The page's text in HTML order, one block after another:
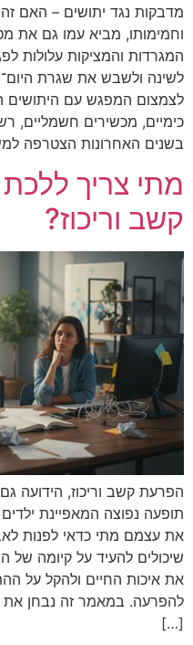
מדבקות נגד יתושים – האם זה
וחמימותו, מביא עמו גם את
המגרדות והמציקות עלולות
לשינה ולשבש את שגרת
לצמצום המפגש עם היתושים
כימיים, מכשירים חשמליים,
בשנים האחרונות הצטרפה
מתי צריך
קשב וריכוז?
תופעה נפוצה המאפיינת
את עצמם מתי כדאי לפנות
שיכולים להעיד על קיומה של
את איכות החיים ולהקל על
להפרעה. במאמר זה נבחן
[…]